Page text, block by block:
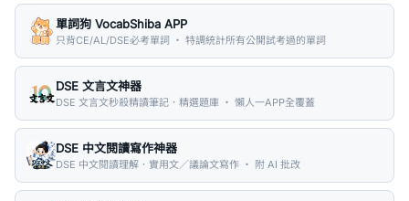
單詞狗 VocabShiba APP
只背CE/AL/DSE必考單詞 ・ 特調統計所有公開試考過的單詞
DSE 文言文神器
DSE 文言文秒殺精讀筆記．精選題庫 ・ 懶人一APP全覆蓋
DSE 中文閱讀寫作神器
DSE 中文閱讀理解．實用文／議論文寫作 ・ 附 AI 批改